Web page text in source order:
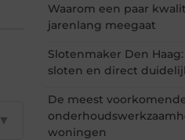
▼
Waarom een paar
jarenlang meegaat
Slotenmaker Den
sloten en direct
De meest
woningen